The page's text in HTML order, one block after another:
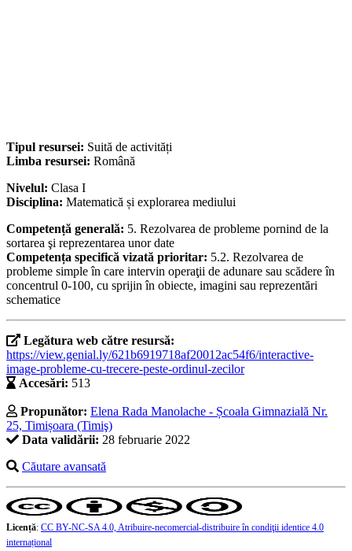
Tipul resursei: Suită de activități
Limba resursei: Română
Nivelul: Clasa I
Disciplina: Matematică și explorarea mediului
Competență generală: 5. Rezolvarea de probleme pornind de la
sortarea şi reprezentarea unor date
Competența specifică vizată prioritar: 5.2. Rezolvarea de
probleme simple în care intervin operaţii de adunare sau scădere în
concentrul 0-100, cu sprijin în obiecte, imagini sau reprezentări
schematice
Legătura web către resursă:
https://view.genial.ly/621b6919718af20012ac54f6/interactive-
image-probleme-cu-trecere-peste-ordinul-zecilor
Accesări: 513
Propunător: Elena Rada Manolache - Școala Gimnazială Nr.
25, Timișoara (Timiş)
Data validării: 28 februarie 2022
Căutare avansată
Licență: CC BY-NC-SA 4.0, Atribuire-necomercial-distribuire în condiţii identice 4.0
internațional